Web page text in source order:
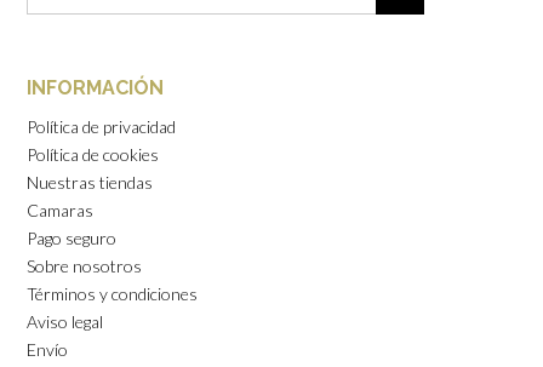
INFORMACIÓN
Política de privacidad
Política de cookies
Nuestras tiendas
Camaras
Pago seguro
Sobre nosotros
Términos y condiciones
Aviso legal
Envío